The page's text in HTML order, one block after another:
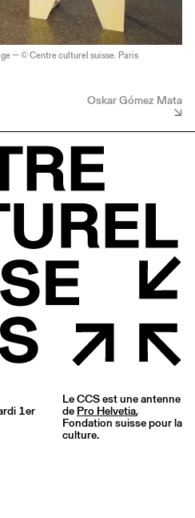
— © Centre culturel suisse. Paris
Oskar Gómez Mata
1er
Le CCS est une antenne
de Pro Helvetia,
Fondation suisse pour la
culture.